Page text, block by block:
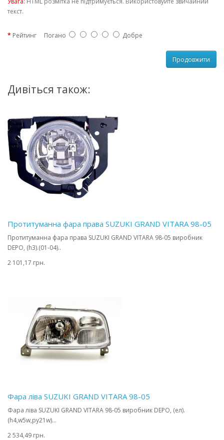
текст.
Рейтинг Погано Добре
Продовжити
Дивіться також:
Протитуманна фара права SUZUKI GRAND VITARA 98-05
Протитуманна фара права SUZUKI GRAND VITARA 98-05 виробник
DEPO, (h3).(01-04)..
2 101,17 грн.
Фара ліва SUZUKI GRAND VITARA 98-05
Фара ліва SUZUKI GRAND VITARA 98-05 виробник DEPO, (ел).
(h4,w5w,py21w)...
2 534,49 грн.